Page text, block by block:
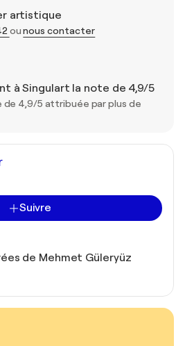
artistique
ounous contacter
à Singulart la note de 4,9/5
de 4,9/5 attribuée par plus de
Suivre
de Mehmet Güleryüz